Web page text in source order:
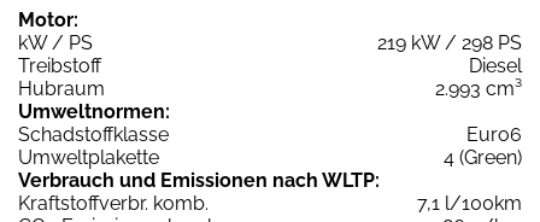
Motor:
kW / PS
219 kW / 298 PS
Treibstoff
Diesel
Hubraum
2.993 cm³
Umweltnormen:
Schadstoffklasse
Euro6
Umweltplakette
4 (Green)
Verbrauch und Emissionen nach WLTP:
Kraftstoffverbr. komb.
7,1 l/100km